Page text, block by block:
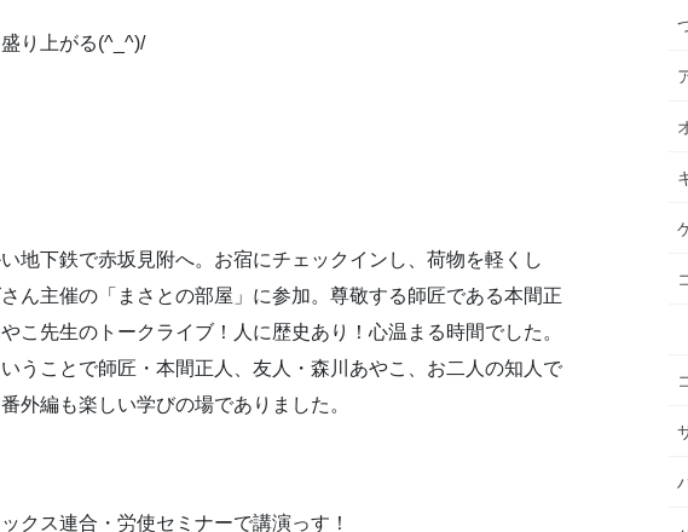
り上がる(^_^)/
地下鉄で赤坂見附へ。お宿にチェックインし、荷物を軽くし
ん主催の「まさとの部屋」に参加。尊敬する師匠である本間正
こ先生のトークライブ！人に歴史あり！心温まる時間でした。
うことで師匠・本間正人、友人・森川あやこ、お二人の知人で
外編も楽しい学びの場でありました。
クス連合・労使セミナーで講演っす！